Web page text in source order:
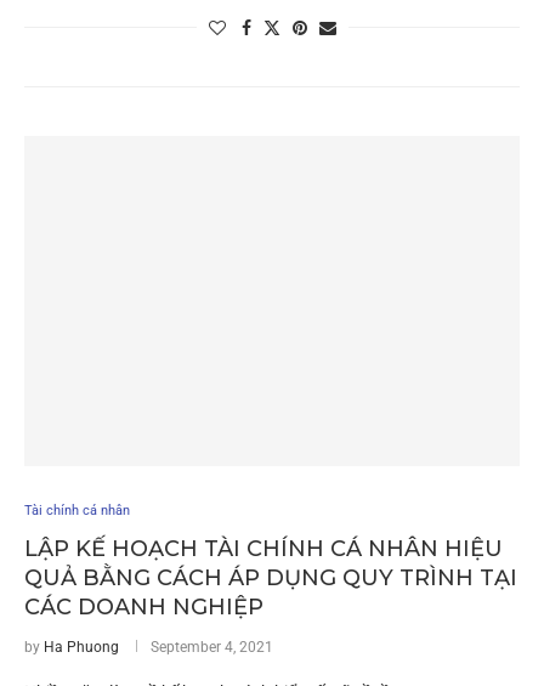
Tài chính cá nhân
LẬP KẾ HOẠCH TÀI CHÍNH CÁ NHÂN HIỆU
QUẢ BẰNG CÁCH ÁP DỤNG QUY TRÌNH TẠI
CÁC DOANH NGHIỆP
by Ha Phuong September 4, 2021